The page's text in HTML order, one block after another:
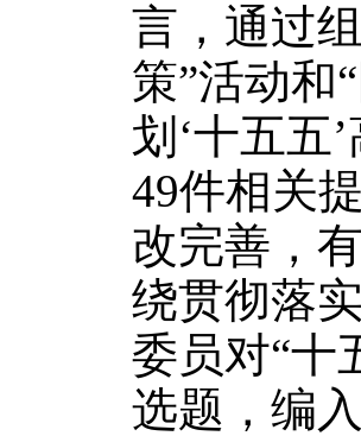
言 ，通过
策”活动和
划‘十五五
49件相关
改完善，
绕贯彻落
委员对“十
选题，编